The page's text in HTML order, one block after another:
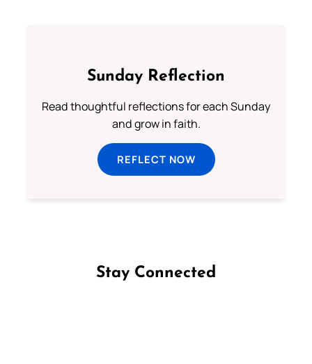
Sunday Reflection
Read thoughtful reflections for each Sunday
and grow in faith.
REFLECT NOW
Stay Connected